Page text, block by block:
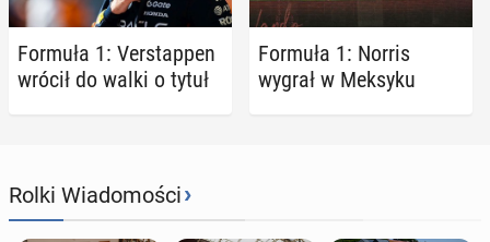
Formuła 1: Ver­stap­pen
wrócił do walki o tytuł
Formuła 1: Norris
wygrał w Meksyku
Rolki Wiadomości›